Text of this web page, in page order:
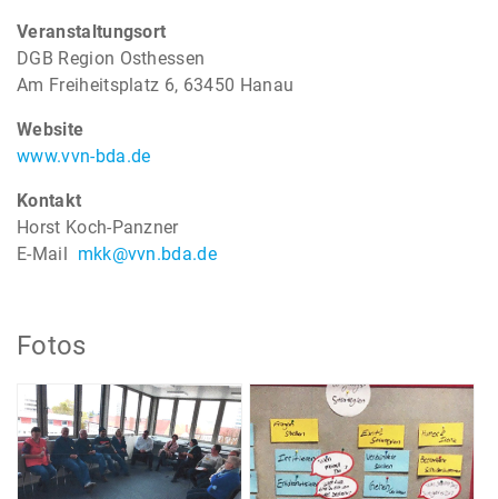
Veranstaltungsort
DGB Region Osthessen
Am Freiheitsplatz 6, 63450 Hanau
Website
www.vvn-bda.de
Kontakt
Horst Koch-Panzner
E-Mail mkk@vvn.bda.de
Fotos